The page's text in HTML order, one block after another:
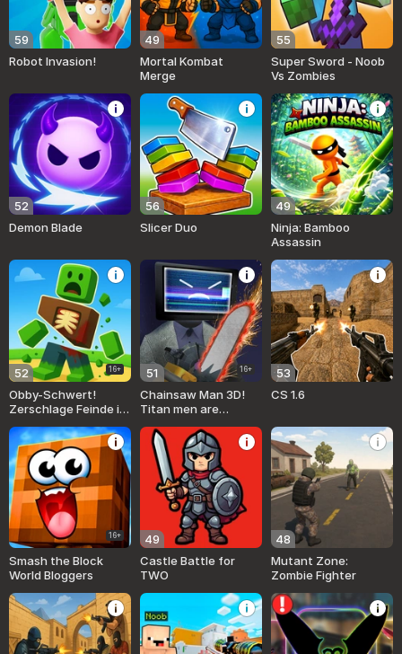
59
Robot Invasion!
49
Mortal Kombat
Merge
55
Super Sword - Noob
Vs Zombies
52
Demon Blade
56
Slicer Duo
49
Ninja: Bamboo
Assassin
52 16+
Obby-Schwert!
Zerschlage Feinde in
51 16+
Chainsaw Man 3D!
Titan men are
53
CS 1.6
16+
Smash the Block
World Bloggers
49
Castle Battle for
TWO
48
Mutant Zone:
Zombie Fighter